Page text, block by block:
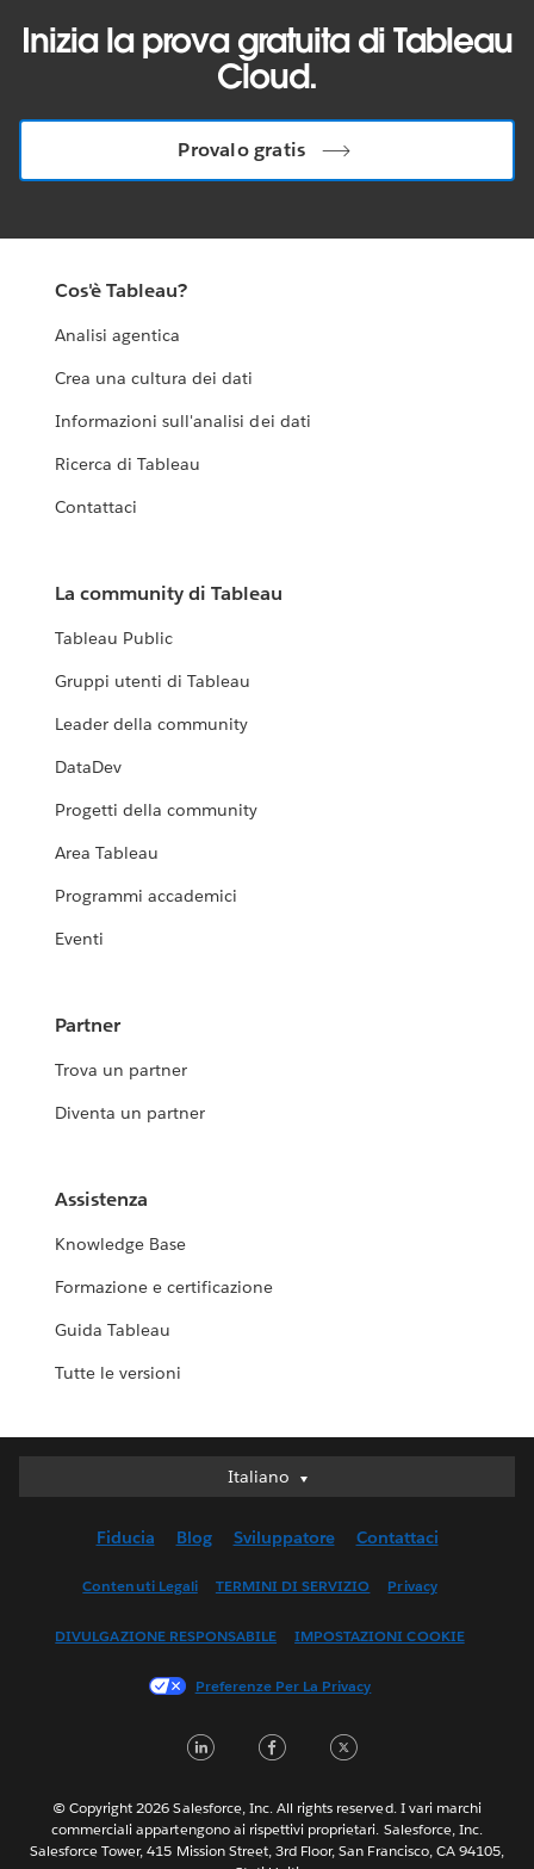
Inizia la prova gratuita di Tableau
Cloud.
Provalo gratis
Cos'è Tableau?
Analisi agentica
Crea una cultura dei dati
Informazioni sull'analisi dei dati
Ricerca di Tableau
Contattaci
La community di Tableau
Tableau Public
Gruppi utenti di Tableau
Leader della community
DataDev
Progetti della community
Area Tableau
Programmi accademici
Eventi
Partner
Trova un partner
Diventa un partner
Assistenza
Knowledge Base
Formazione e certificazione
Guida Tableau
Tutte le versioni
Italiano
Italiano
English (UK)
Français (Canada)
한국어
Português
Svenska
Fiducia Blog Sviluppatore Contattaci
Contenuti Legali TERMINI DI SERVIZIO Privacy
DIVULGAZIONE RESPONSABILE IMPOSTAZIONI COOKIE
Preferenze Per La Privacy
LinkedInFacebook
© Copyright 2026 Salesforce, Inc. All rights reserved. I vari marchi
commerciali appartengono ai rispettivi proprietari. Salesforce, Inc.
Salesforce Tower, 415 Mission Street, 3rd Floor, San Francisco, CA 94105,